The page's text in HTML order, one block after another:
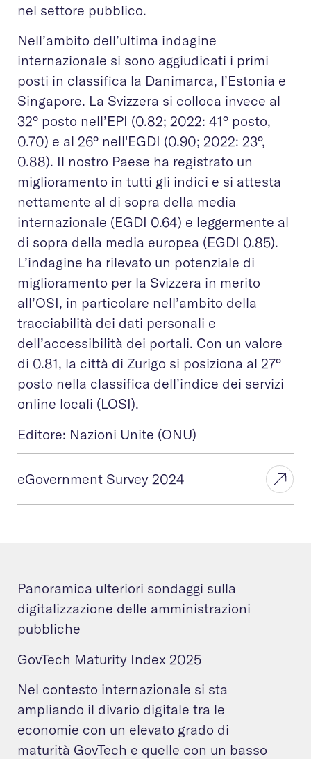
nel settore pubblico.
Nell’ambito dell’ultima indagine
internazionale si sono aggiudicati i primi
posti in classifica la Danimarca, l’Estonia e
Singapore. La Svizzera si colloca invece al
32° posto nell’EPI (0.82; 2022: 41° posto,
0.70) e al 26° nell'EGDI (0.90; 2022: 23°,
0.88). Il nostro Paese ha registrato un
miglioramento in tutti gli indici e si attesta
nettamente al di sopra della media
internazionale (EGDI 0.64) e leggermente al
di sopra della media europea (EGDI 0.85).
L’indagine ha rilevato un potenziale di
miglioramento per la Svizzera in merito
all’OSI, in particolare nell’ambito della
tracciabilità dei dati personali e
dell’accessibilità dei portali. Con un valore
di 0.81, la città di Zurigo si posiziona al 27°
posto nella classifica dell’indice dei servizi
online locali (LOSI).
Editore: Nazioni Unite (ONU)
eGovernment Survey 2024
Panoramica ulteriori sondaggi sulla
digitalizzazione delle amministrazioni
pubbliche
GovTech Maturity Index 2025
Nel contesto internazionale si sta
ampliando il divario digitale tra le
economie con un elevato grado di
maturità GovTech e quelle con un basso